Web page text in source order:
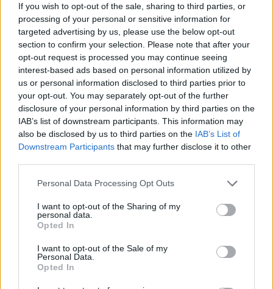
If you wish to opt-out of the sale, sharing to third parties, or
processing of your personal or sensitive information for
targeted advertising by us, please use the below opt-out
section to confirm your selection. Please note that after your
opt-out request is processed you may continue seeing
interest-based ads based on personal information utilized by
us or personal information disclosed to third parties prior to
your opt-out. You may separately opt-out of the further
disclosure of your personal information by third parties on the
IAB’s list of downstream participants. This information may
also be disclosed by us to third parties on the IAB’s List of
Downstream Participants that may further disclose it to other
Please note that this website/app uses one or more Google
not limited to your visit or usage behaviour. You may click to
grant or deny consent to Google and its third-party tags to
use your data for below specified purposes in below Google
consent section.
Personal Data Processing Opt Outs
I want to opt-out of the Sharing of my
personal data.
Opted In
I want to opt-out of the Sale of my
Personal Data.
Opted In
SMASH by Meló-Diák: Homok, zene és a nyár legjobb
hangulata – Jön a második forduló! (X)
Július végén folytatódik a balatoni strandröplabda-
sorozat.
Címkék: #cd projekt red #cyberpunk 2077
#edgerunners
#kickstarter
#trading card game